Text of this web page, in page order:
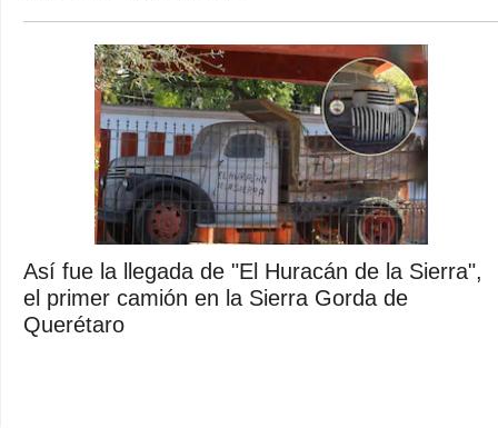
Así fue la llegada de "El Huracán de la Sierra",
el primer camión en la Sierra Gorda de
Querétaro